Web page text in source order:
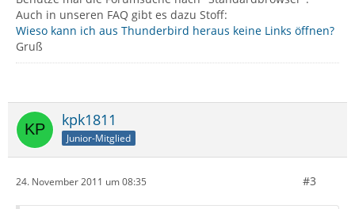
Auch in unseren FAQ gibt es dazu Stoff:
Wieso kann ich aus Thunderbird heraus keine Links öffnen?
Gruß
kpk1811
Junior-Mitglied
24. November 2011 um 08:35 #3